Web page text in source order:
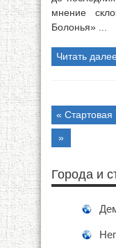
мнение
Болонья» ...
Читать
« Стартовая
»
Города и